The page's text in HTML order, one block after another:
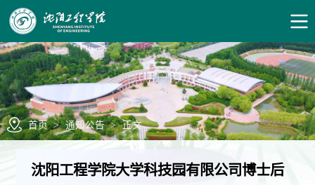
首页 > 通知公告 > 正文
沈阳工程学院大学科技园有限公司博士后